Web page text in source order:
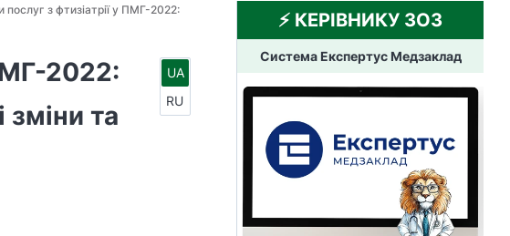
послуг з фтизіатрії у ПМГ-2022:
2022:
зміни та
UA
RU
⚡️ КЕРІВНИКУ ЗОЗ
Система Експертус Медзаклад